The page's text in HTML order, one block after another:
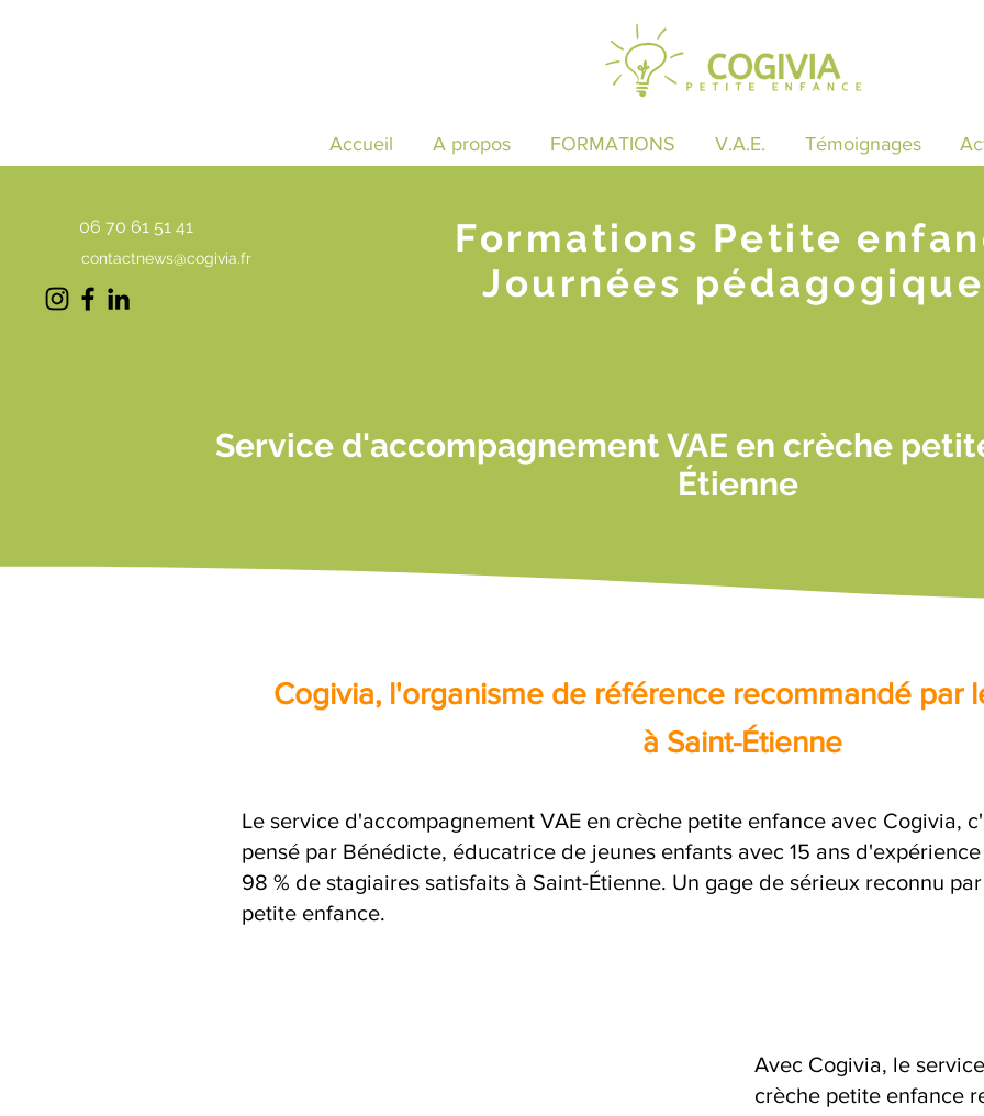
Accueil A propos FORMATIONS V.A.E. Témoignages
06 70 61 51 41
contactnews@cogivia.fr
Formations Petite
Journées
Service d'accompagnement VAE en crèche
Étienne
Cogivia, l'organisme de référence recommandé par
à Saint-Étienne
Le service d'accompagnement VAE en crèche petite enfance avec Cogivia,
pensé par Bénédicte, éducatrice de jeunes enfants avec 15 ans
98 % de stagiaires satisfaits à Saint-Étienne. Un gage de sérieux reconnu
petite enfance.
Avec Cogivia, le
crèche petite enfance